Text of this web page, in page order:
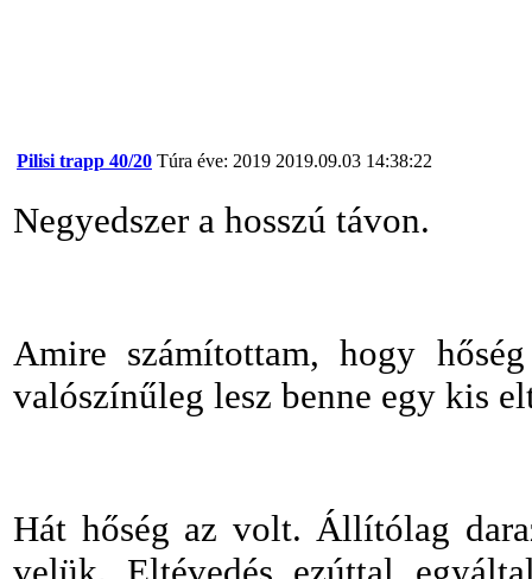
Pilisi trapp 40/20 Túra éve: 2019 2019.09.03 14:38:22
Negyedszer a hosszú távon.
Amire számítottam, hogy
valószínűleg lesz benne egy kis
Hát hőség az volt. Állítólag